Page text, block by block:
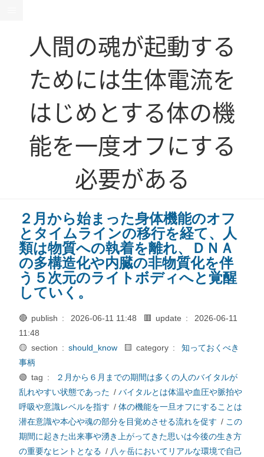
人間の魂が起動する
ためには生体電流を
はじめとする体の機
能を一度オフにする
必要がある
２月から始まった身体機能のオフ
とタイムラインの移行を経て、人
類は物質への執着を離れ、ＤＮＡ
の多構造化や内臓の非物質化を伴
う５次元のライトボディへと覚醒
していく。
🔴 publish : 2026-06-11 11:48 🟥 update :
2026-06-11
11:48
🟡 section : should_know 🟨 category :
知っておくべき
事柄
🟢 tag :
２月から６月までの期間は多くの人のバイタルが
乱れやすい状態であった / バイタルとは体温や血圧や脈拍や
呼吸や意識レベルを指す / 体の機能を一旦オフにすることは
潜在意識や本心や魂の部分を目覚めさせる流れを促す / この
期間に起きた出来事や湧き上がってきた思いは今後の生き方
の重要なヒントとなる / 八ヶ岳においてリアルな環境で自己